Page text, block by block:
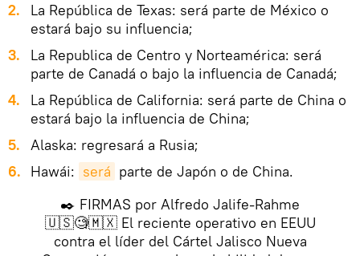
La República de Texas: será parte de México o
estará bajo su influencia;
La Republica de Centro y Norteamérica: será
parte de Canadá o bajo la influencia de Canadá;
La República de California: será parte de China o
estará bajo la influencia de China;
Alaska: regresará a Rusia;
Hawái: será parte de Japón o de China.
✒️ FIRMAS por Alfredo Jalife-Rahme
🇺🇸🧐🇲🇽 El reciente operativo en EEUU
contra el líder del Cártel Jalisco Nueva